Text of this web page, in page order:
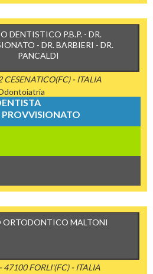
DENTISTICO P.B.P. - DR.
- DR. BARBIERI - DR.
PANCALDI
CESENATICO(FC) - ITALIA
ORTODONTICO MALTONI
FORLI'(FC) - ITALIA